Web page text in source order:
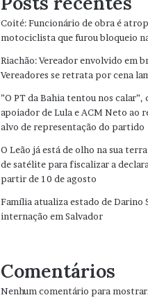
Coité: Funcionário de obra é
motociclista que furou bloqueio
Riachão: Vereador envolvido em
Vereadores se retrata por cena
”O PT da Bahia tentou nos
apoiador de Lula e ACM Neto ao
alvo de representação do partido
O Leão já está de olho na sua
de satélite para fiscalizar a
partir de 10 de agosto
Família atualiza estado de Darino
internação em Salvador
Comentários
Nenhum comentário para mostrar.